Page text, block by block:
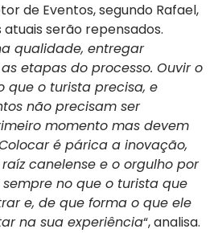
de Eventos, segundo Rafael,
serão repensados.
qualidade, entregar
etapas do processo. Ouvir o
que o turista precisa, e
não precisam ser
momento mas devem
é párica a inovação,
canelense e o orgulho por
no que o turista que
e, de que forma o que ele
na sua experiência“, analisa.